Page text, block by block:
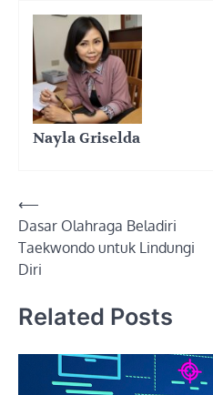
Nayla Griselda
Post
navigation
⟵
Dasar Olahraga Beladiri
Taekwondo untuk Lindungi
Diri
Related Posts